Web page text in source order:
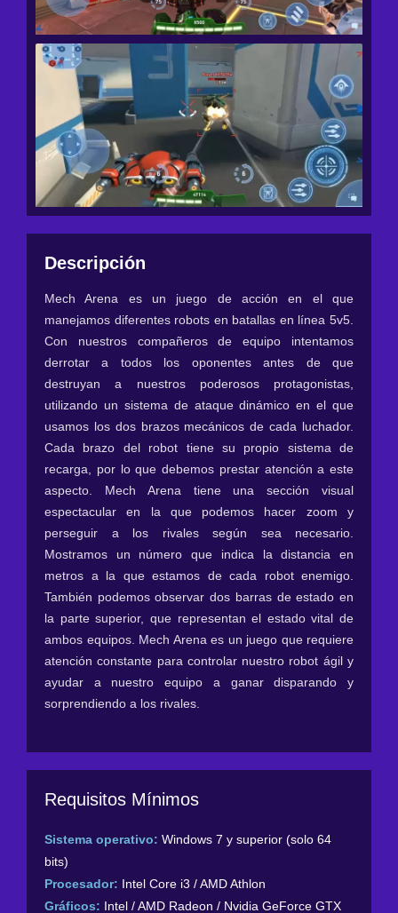
Descripción
Mech Arena es un juego de acción en el que
manejamos diferentes robots en batallas en línea 5v5.
Con nuestros compañeros de equipo intentamos
derrotar a todos los oponentes antes de que
destruyan a nuestros poderosos protagonistas,
utilizando un sistema de ataque dinámico en el que
usamos los dos brazos mecánicos de cada luchador.
Cada brazo del robot tiene su propio sistema de
recarga, por lo que debemos prestar atención a este
aspecto. Mech Arena tiene una sección visual
espectacular en la que podemos hacer zoom y
perseguir a los rivales según sea necesario.
Mostramos un número que indica la distancia en
metros a la que estamos de cada robot enemigo.
También podemos observar dos barras de estado en
la parte superior, que representan el estado vital de
ambos equipos. Mech Arena es un juego que requiere
atención constante para controlar nuestro robot ágil y
ayudar a nuestro equipo a ganar disparando y
sorprendiendo a los rivales.
Requisitos Mínimos
Sistema operativo: Windows 7 y superior (solo 64
bits)
Procesador: Intel Core i3 / AMD Athlon
Gráficos: Intel / AMD Radeon / Nvidia GeForce GTX